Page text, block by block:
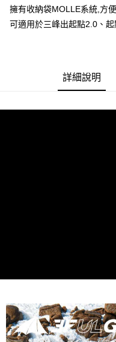
每筆NT$70，滿NT$699(含
擁有收納袋MOLLE系統,方
可適用於三峰出起點2.0、
詳細說明